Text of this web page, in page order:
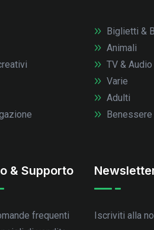
Biglietti &
Animali
TV & Audio
Varie
Adulti
& Supporto
frequenti
Iscriviti alla